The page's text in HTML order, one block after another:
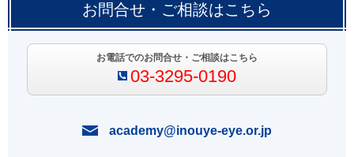
お問合せ・ご相談はこちら
お電話でのお問合せ・ご相談はこちら
03-3295-0190
academy@inouye-eye.or.jp